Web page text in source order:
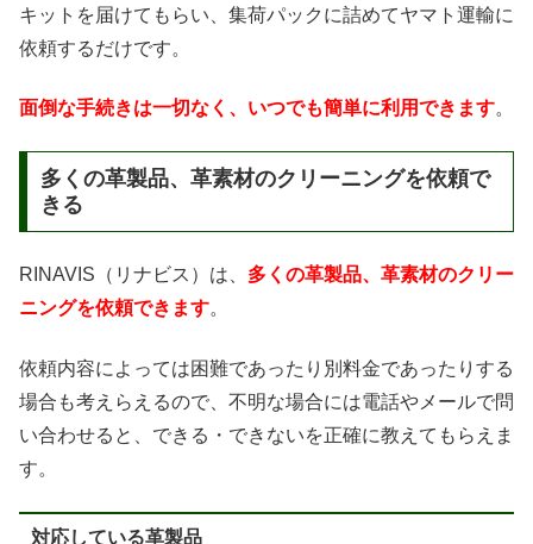
キットを届けてもらい、集荷パックに詰めてヤマト運輸に
依頼するだけです。
面倒な手続きは一切なく、いつでも簡単に利用できます。
多くの革製品、革素材のクリーニングを依頼で
きる
RINAVIS（リナビス）は、 多くの革製品、革素材のクリー
ニングを依頼できます。
依頼内容によっては困難であったり別料金であったりする
場合も考えらえるので、不明な場合には電話やメールで問
い合わせると、できる・できないを正確に教えてもらえま
す。
対応している革製品